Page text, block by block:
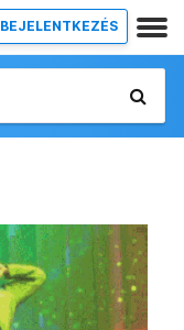
BEJELENTKEZÉS